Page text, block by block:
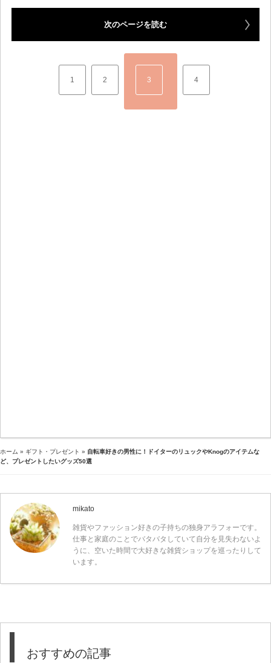
次のページを読む
1 2 3 4
ホーム » ギフト・プレゼント » 自転車好きの男性に！ドイターのリュックやKnogのアイテムな
ど、プレゼントしたいグッズ50選
mikato
雑貨やファッション好きの子持ちの独身アラフォーです。
仕事と家庭のことでバタバタしていて自分を見失わないよ
うに、空いた時間で大好きな雑貨ショップを巡ったりして
います。
おすすめの記事